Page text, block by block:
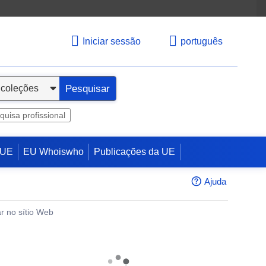
Iniciar sessão português
Pesquisar
profissional
EU Whoiswho Publicações da UE
Ajuda
no sítio Web